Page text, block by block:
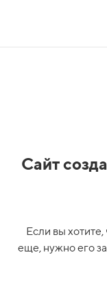
Сайт
Если вы
еще, нужно его